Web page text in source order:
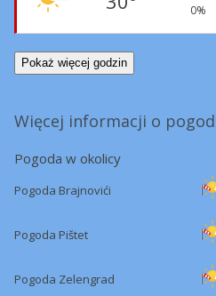
0%
Pokaż więcej godzin
Więcej informacji o
Pogoda w okolicy
Pogoda Brajnovići
Pogoda Pištet
Pogoda Zelengrad